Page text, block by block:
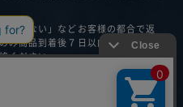
合わない」などお客様の都合で返
商品到着後７日以内に弊社へ、お
ください。